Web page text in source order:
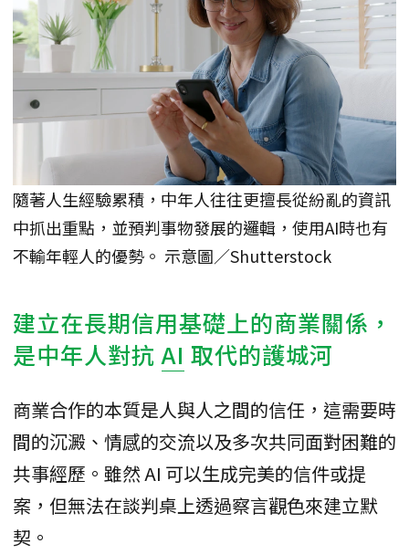
隨著人生經驗累積，中年人往往更擅長從紛亂的資訊
中抓出重點，並預判事物發展的邏輯，使用AI時也有
不輸年輕人的優勢。 示意圖／Shutterstock
建立在長期信用基礎上的商業關係，
是中年人對抗 AI 取代的護城河
商業合作的本質是人與人之間的信任，這需要時
間的沉澱、情感的交流以及多次共同面對困難的
共事經歷。雖然 AI 可以生成完美的信件或提
案，但無法在談判桌上透過察言觀色來建立默
契。